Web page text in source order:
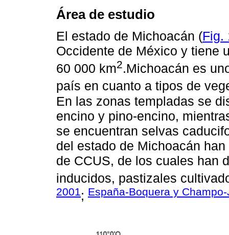
Área de estudio
El estado de Michoacán (Fig.
Occidente de México y tiene
60 000 km2.Michoacán es
país en cuanto a tipos de
En las zonas templadas se
encino y pino-encino,
se encuentran selvas
del estado de Michoacán
de CCUS, de los cuales han
inducidos, pastizales
2001; España-Boquera y